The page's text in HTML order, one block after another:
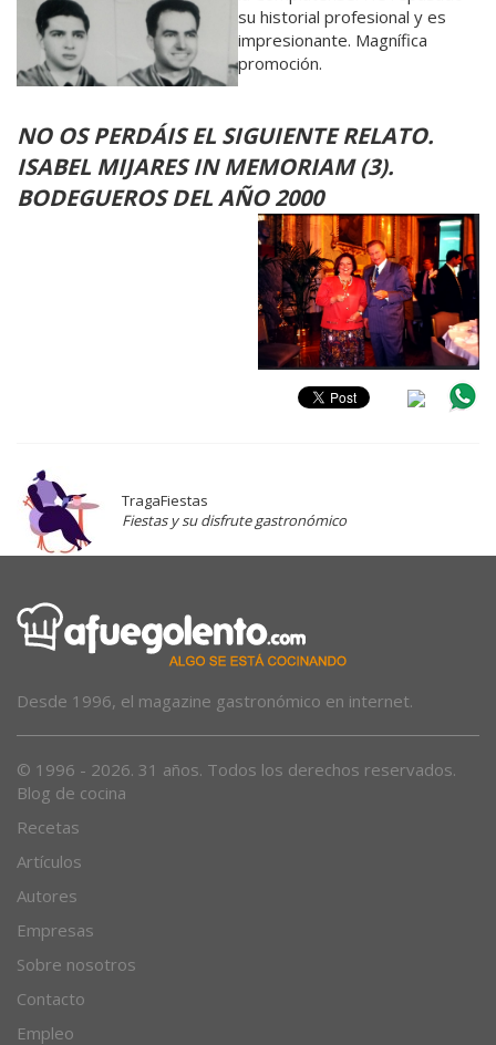
su historial profesional y es
impresionante. Magnífica
promoción.
NO OS PERDÁIS EL SIGUIENTE RELATO.
ISABEL MIJARES IN MEMORIAM (3).
BODEGUEROS DEL AÑO 2000
TragaFiestas
Fiestas y su disfrute gastronómico
Desde 1996, el magazine gastronómico en internet.
© 1996 - 2026. 31 años. Todos los derechos reservados.
Blog de cocina
Recetas
Artículos
Autores
Empresas
Sobre nosotros
Contacto
Empleo